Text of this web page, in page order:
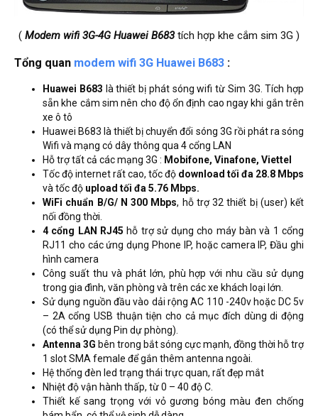
( Modem wifi 3G-4G Huawei B683tích hợp khe cắm sim 3G )
Tổng quan modem wifi 3G Huawei B683 :
Huawei B683 là thiết bị phát sóng wifi từ Sim 3G. Tích hợp
sẵn khe cắm sim nên cho độ ổn định cao ngay khi gắn trên
xe ô tô
Huawei B683 là thiết bị chuyển đổi sóng 3G rồi phát ra sóng
Wifi và mạng có dây thông qua 4 cổng LAN
Hỗ trợ tất cả các mạng 3G : Mobifone, Vinafone, Viettel
Tốc độ internet rất cao, tốc độ download tối đa 28.8 Mbps
và tốc độ upload tối đa 5.76 Mbps.
WiFi chuẩn B/G/ N 300 Mbps, hỗ trợ 32 thiết bị (user) kết
nối đồng thời.
4 cổng LAN RJ45 hỗ trợ sử dụng cho máy bàn và 1 cổng
RJ11 cho các ứng dụng Phone IP, hoặc camera IP, Đầu ghi
hình camera
Công suất thu và phát lớn, phù hợp với nhu cầu sử dụng
trong gia đình, văn phòng và trên các xe khách loại lớn.
Sử dụng nguồn đầu vào dải rộng AC 110 -240v hoặc DC 5v
– 2A cổng USB thuận tiện cho cả mục đích dùng di động
(có thể sử dụng Pin dự phòng).
Antenna 3G bên trong bắt sóng cực mạnh, đồng thời hỗ trợ
1 slot SMA female để gắn thêm antenna ngoài.
Hệ thống đèn led trạng thái trực quan, rất đẹp mắt
Nhiệt độ vận hành thấp, từ 0 – 40 độ C.
Thiết kế sang trọng với vỏ gương bóng màu đen chống